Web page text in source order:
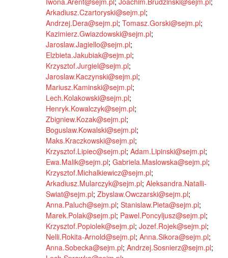
Arkadiusz.Czartoryski@sejm.pl;
Andrzej.Dera@sejm.pl; Tomasz.Gorski@sejm.pl;
Kazimierz.Gwiazdowski@sejm.pl;
Jaroslaw.Jagiello@sejm.pl;
Elzbieta.Jakubiak@sejm.pl;
Krzysztof.Jurgiel@sejm.pl;
Jaroslaw.Kaczynski@sejm.pl;
Mariusz.Kaminski@sejm.pl;
Lech.Kolakowski@sejm.pl;
Henryk.Kowalczyk@sejm.pl;
Zbigniew.Kozak@sejm.pl;
Boguslaw.Kowalski@sejm.pl;
Maks.Kraczkowski@sejm.pl;
Krzysztof.Lipiec@sejm.pl; Adam.Lipinski@sejm.pl;
Ewa.Malik@sejm.pl; Gabriela.Maslowska@sejm.pl;
Krzysztof.Michalkiewicz@sejm.pl;
Arkadiusz.Mularczyk@sejm.pl; Aleksandra.Natalli-
Swiat@sejm.pl; Zbyslaw.Owczarski@sejm.pl;
Anna.Paluch@sejm.pl; Stanislaw.Pieta@sejm.pl;
Marek.Polak@sejm.pl; Pawel.Poncyljusz@sejm.pl;
Krzysztof.Popiolek@sejm.pl; Jozef.Rojek@sejm.pl;
Nelli.Rokita-Arnold@sejm.pl; Anna.Sikora@sejm.pl;
Anna.Sobecka@sejm.pl; Andrzej.Sosnierz@sejm.pl;